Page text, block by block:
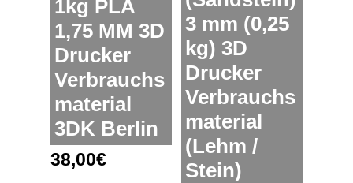
1kg PLA
1,75 MM 3D
Drucker
Verbrauchs
material
3DK Berlin
38,00€
3 mm (0,25
kg) 3D
Drucker
Verbrauchs
material
(Lehm /
Stein)